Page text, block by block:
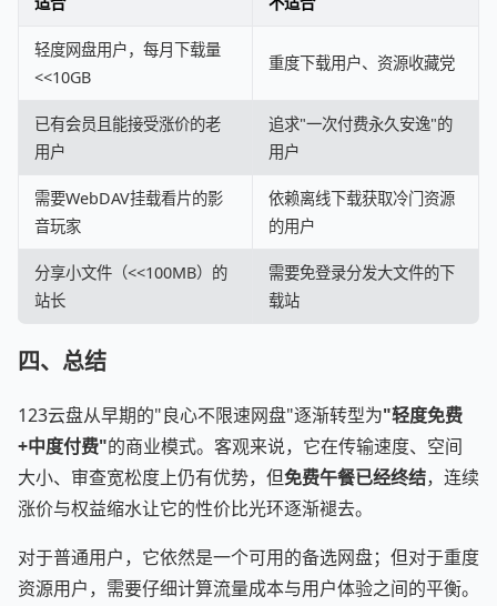
轻度网盘用户，每月下载量
<<10GB
重度下载用户、资源收藏党
已有会员且能接受涨价的老
用户
追求"一次付费永久安逸"的
用户
需要WebDAV挂载看片的影
音玩家
依赖离线下载获取冷门资源
的用户
分享小文件（<<100MB）的
站长
需要免登录分发大文件的下
载站
四、总结
123云盘从早期的"良心不限速网盘"逐渐转型为"轻度免费
+中度付费"的商业模式。客观来说，它在传输速度、空间
大小、审查宽松度上仍有优势，但免费午餐已经终结，连续
涨价与权益缩水让它的性价比光环逐渐褪去。
对于普通用户，它依然是一个可用的备选网盘；但对于重度
资源用户，需要仔细计算流量成本与用户体验之间的平衡。